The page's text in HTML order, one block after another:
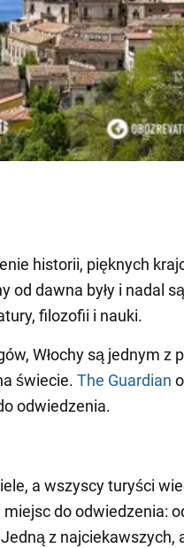
historii, pięknych
od dawna były i nadal
filozofii i nauki.
Włochy są jednym z
świecie. The Guardian
odwiedzenia.
a wszyscy turyści
do odwiedzenia:
z najciekawszych,